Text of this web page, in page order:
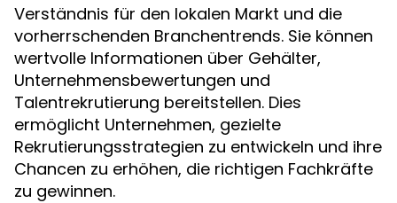
Verständnis für den lokalen Markt und die
vorherrschenden Branchentrends. Sie können
wertvolle Informationen über Gehälter,
Unternehmensbewertungen und
Talentrekrutierung bereitstellen. Dies
ermöglicht Unternehmen, gezielte
Rekrutierungsstrategien zu entwickeln und ihre
Chancen zu erhöhen, die richtigen Fachkräfte
zu gewinnen.